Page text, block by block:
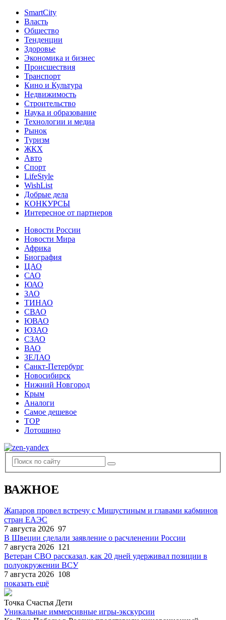
SmartCity
Власть
Общество
Тенденции
Здоровье
Экономика и бизнес
Происшествия
Транспорт
Кино и Культура
Недвижимость
Строительство
Наука и образование
Технологии и медиа
Рынок
Туризм
ЖКХ
Авто
Спорт
LifeStyle
WishList
Добрые дела
КОНКУРСЫ
Интересное от партнеров
Новости России
Новости Мира
Африка
Биография
ЦАО
САО
ЮАО
ЗАО
ТИНАО
СВАО
ЮВАО
ЮЗАО
СЗАО
ВАО
ЗЕЛАО
Санкт-Петербург
Новосибирск
Нижний Новгород
Крым
Аналоги
Самое дешевое
TOP
Лотошино
ВАЖНОЕ
Жапаров провел встречу с Мишустиным и главами кабминов
стран ЕАЭС
7 августа 2026 97
В Швеции сделали заявление о расчленении России
7 августа 2026 121
Ветеран СВО рассказал, как 20 дней удерживал позиции в
полуокружении ВСУ
7 августа 2026 108
показать ещё
Точка Счастья Дети
Уникальные иммерсивные игры-экскурсии